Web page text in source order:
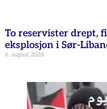
To reservister drept,
eksplosjon i Sør-
6. august 2026